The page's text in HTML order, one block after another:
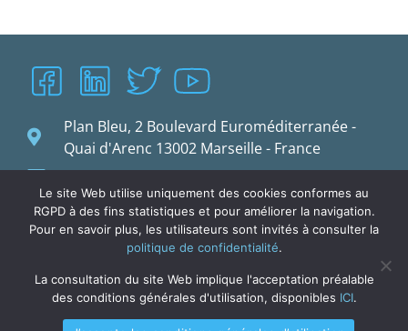
Plan Bleu, 2 Boulevard Euroméditerranée -
Quai d'Arenc 13002 Marseille - France
planbleu@planbleu.org
Le site Web utilise uniquement des cookies conformes au
RGPD à des fins statistiques et pour améliorer la navigation.
Pour en savoir plus, les utilisateurs sont invités à consulter la
politique de confidentialité.
La consultation du site Web implique l'acceptation préalable
des conditions générales d'utilisation, disponibles ICI.